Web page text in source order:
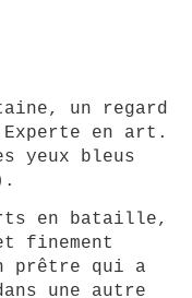
un regard
en art.
yeux bleus
en bataille,
finement
prêtre qui a
une autre